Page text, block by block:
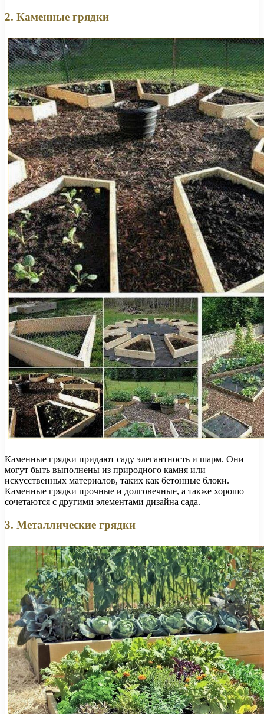
2. Каменные грядки
Каменные грядки придают саду элегантность и шарм. Они
могут быть выполнены из природного камня или
искусственных материалов, таких как бетонные блоки.
Каменные грядки прочные и долговечные, а также хорошо
сочетаются с другими элементами дизайна сада.
3. Металлические грядки